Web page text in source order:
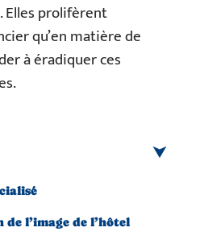
Elles prolifèrent
qu’en matière de
à éradiquer ces
l’image de l’hôtel